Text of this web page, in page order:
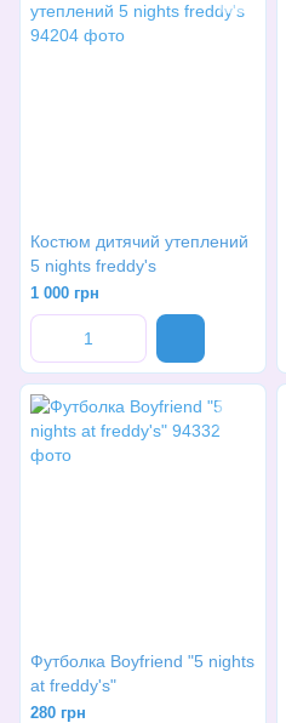
Костюм дитячий утеплений
5 nights freddy's
1 000 грн
Футболка Boyfriend "5 nights
at freddy's"
280 грн